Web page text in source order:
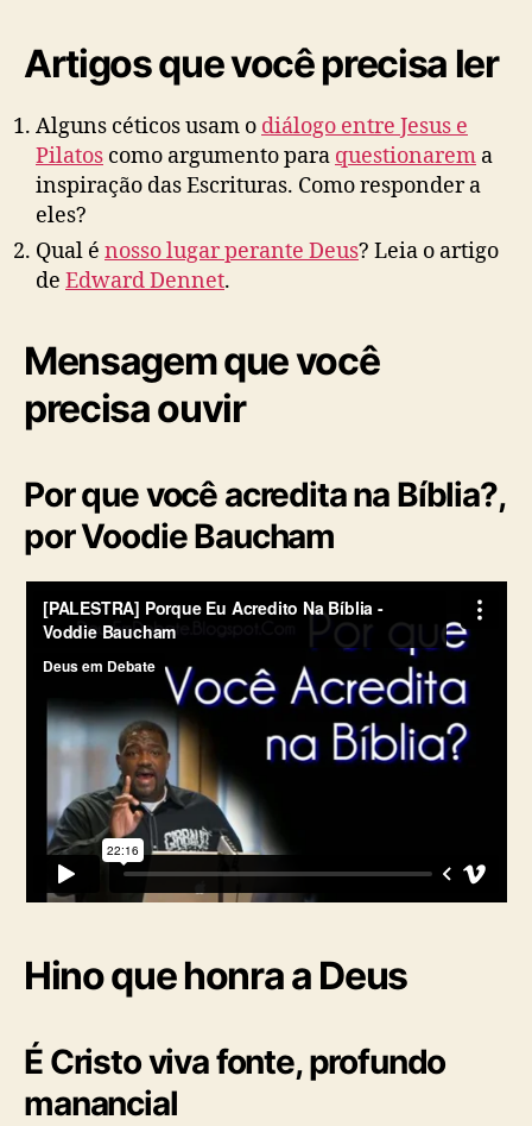
Artigos que você precisa ler
Alguns céticos usam o diálogo entre Jesus e
Pilatos como argumento para questionarem a
inspiração das Escrituras. Como responder a
eles?
Qual é nosso lugar perante Deus? Leia o artigo
de Edward Dennet.
Mensagem que você
precisa ouvir
Por que você acredita na Bíblia?,
por Voodie Baucham
Hino que honra a Deus
É Cristo viva fonte, profundo
manancial